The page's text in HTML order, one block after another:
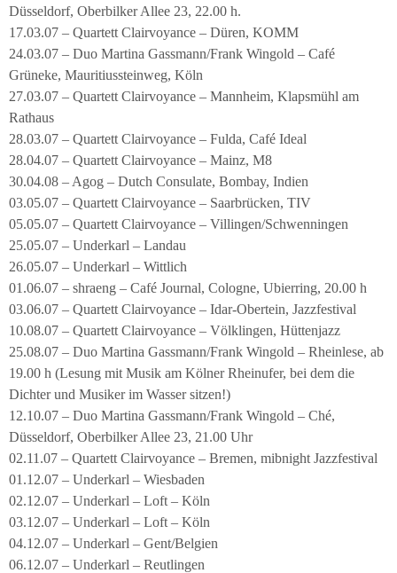
Düsseldorf, Oberbilker Allee 23, 22.00 h.
17.03.07 – Quartett Clairvoyance – Düren, KOMM
24.03.07 – Duo Martina Gassmann/Frank Wingold – Café
Grüneke, Mauritiussteinweg, Köln
27.03.07 – Quartett Clairvoyance – Mannheim, Klapsmühl am
Rathaus
28.03.07 – Quartett Clairvoyance – Fulda, Café Ideal
28.04.07 – Quartett Clairvoyance – Mainz, M8
30.04.08 – Agog – Dutch Consulate, Bombay, Indien
03.05.07 – Quartett Clairvoyance – Saarbrücken, TIV
05.05.07 – Quartett Clairvoyance – Villingen/Schwenningen
25.05.07 – Underkarl – Landau
26.05.07 – Underkarl – Wittlich
01.06.07 – shraeng – Café Journal, Cologne, Ubierring, 20.00 h
03.06.07 – Quartett Clairvoyance – Idar-Obertein, Jazzfestival
10.08.07 – Quartett Clairvoyance – Völklingen, Hüttenjazz
25.08.07 – Duo Martina Gassmann/Frank Wingold – Rheinlese, ab
19.00 h (Lesung mit Musik am Kölner Rheinufer, bei dem die
Dichter und Musiker im Wasser sitzen!)
12.10.07 – Duo Martina Gassmann/Frank Wingold – Ché,
Düsseldorf, Oberbilker Allee 23, 21.00 Uhr
02.11.07 – Quartett Clairvoyance – Bremen, mibnight Jazzfestival
01.12.07 – Underkarl – Wiesbaden
02.12.07 – Underkarl – Loft – Köln
03.12.07 – Underkarl – Loft – Köln
04.12.07 – Underkarl – Gent/Belgien
06.12.07 – Underkarl – Reutlingen